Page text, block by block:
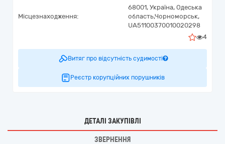
Місцезнаходження:
68001, Україна, Одеська
область,Чорноморськ,
UA51100370010020298
4
Витяг про відсутність судимості
Реєстр корупційних порушників
ДЕТАЛІ ЗАКУПІВЛІ
ЗВЕРНЕННЯ